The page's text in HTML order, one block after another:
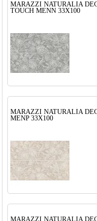
MARAZZI NATURALIA
TOUCH MENN 33X100
MARAZZI NATURALIA
MENP 33X100
MARAZZI NATURALIA